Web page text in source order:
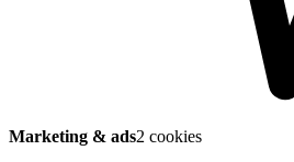
Marketing & ads2 cookies